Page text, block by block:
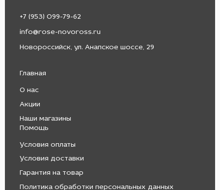
+7 (953) 099-79-62
info@rose-novoross.ru
Новороссийск, ул. Анапское шоссе, 29
Главная
О нас
Акции
Наши магазины
Помощь
Условия оплаты
Условия доставки
Гарантия на товар
Политика обработки персональных данных